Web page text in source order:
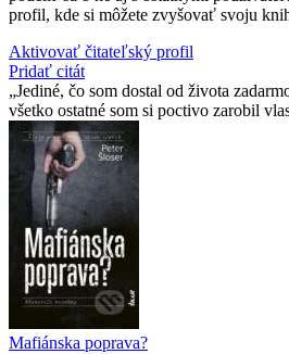
profil, kde si môžete zvyšovať svoju
Aktivovať čitateľský profil
Pridať citát
Jediné, čo som dostal od života
všetko ostatné som si poctivo zarobil
Mafiánska poprava?